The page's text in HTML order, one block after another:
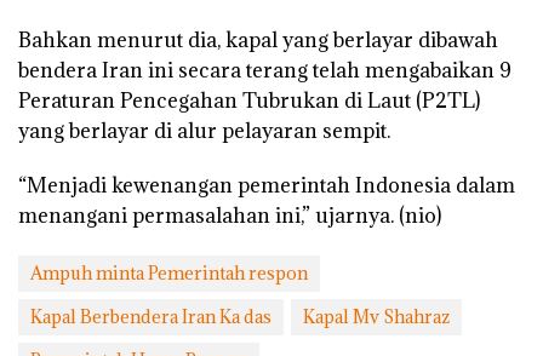
Bahkan menurut dia, kapal yang berlayar dibawah
bendera Iran ini secara terang telah mengabaikan 9
Peraturan Pencegahan Tubrukan di Laut (P2TL)
yang berlayar di alur pelayaran sempit.
“Menjadi kewenangan pemerintah Indonesia dalam
menangani permasalahan ini,” ujarnya. (nio)
Ampuh minta Pemerintah respon
Kapal Berbendera Iran Ka das
Kapal Mv Shahraz